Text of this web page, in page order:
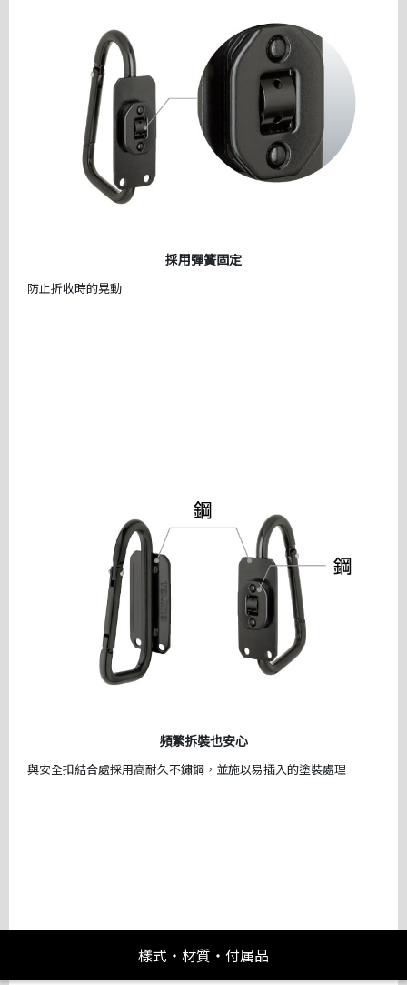
採用彈簧固定
防止折收時的晃動
頻繁拆裝也安心
與安全扣結合處採用高耐久不鏽鋼，並施以易插入的塗裝處理
樣式・材質・付属品